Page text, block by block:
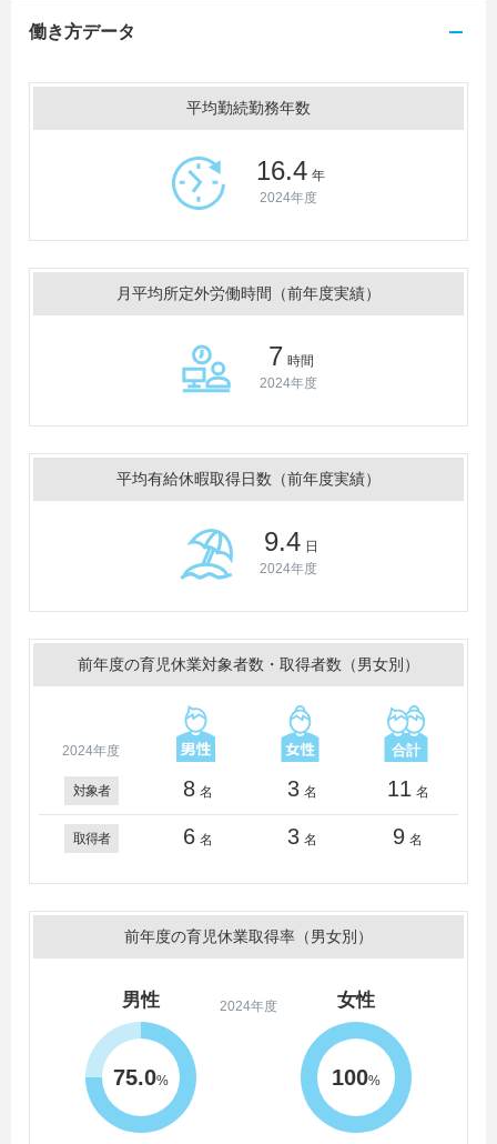
働き方データ
平均勤続勤務年数
16.4 年
2024年度
月平均所定外労働時間（前年度実績）
7 時間
2024年度
平均有給休暇取得日数（前年度実績）
9.4 日
2024年度
前年度の育児休業対象者数・取得者数（男女別）
2024年度
対象者 8 名 3 名 11 名
取得者 6 名 3 名 9 名
前年度の育児休業取得率（男女別）
2024年度
男性
75.0%
女性
100%